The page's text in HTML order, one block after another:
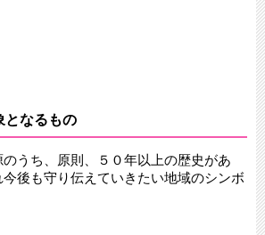
なるもの
うち、原則、５０年以上の歴史があ
後も守り伝えていきたい地域のシンボ